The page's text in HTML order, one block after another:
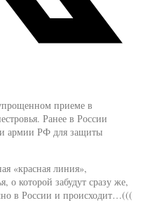
приеме в
Ранее в России
армии РФ для защиты
«красная линия»,
о которой забудут сразу же,
в России и происходит…(((